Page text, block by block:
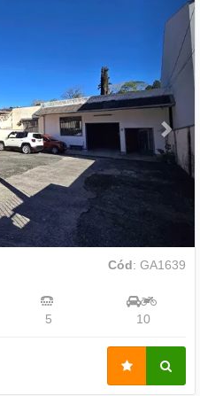
Cód: GA1639
5 10